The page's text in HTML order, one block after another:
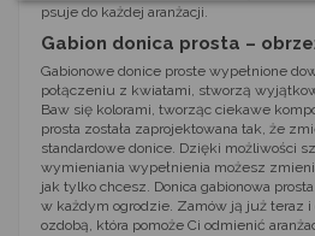
psuje do każdej aranżacji.
Gabion donica prosta –
Gabionowe donice proste wypełnione
połączeniu z kwiatami, stworzą
Baw się kolorami, tworząc ciekawe
prosta została zaprojektowana tak, że
standardowe donice. Dzięki możliwości
wymieniania wypełnienia możesz
jak tylko chcesz. Donica gabionowa
w każdym ogrodzie. Zamów ją już teraz
ozdobą, która pomoże Ci odmienić